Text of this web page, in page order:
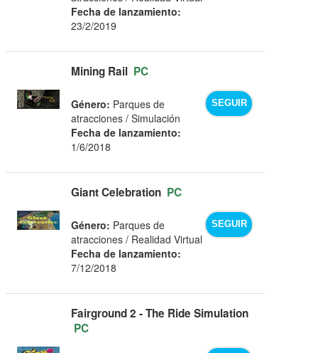
Fecha de lanzamiento:
23/2/2019
Mining Rail PC
SEGUIR
Género: Parques de
atracciones / Simulación
Fecha de lanzamiento:
1/6/2018
Giant Celebration PC
SEGUIR
Género: Parques de
atracciones / Realidad Virtual
Fecha de lanzamiento:
7/12/2018
Fairground 2 - The Ride Simulation
PC